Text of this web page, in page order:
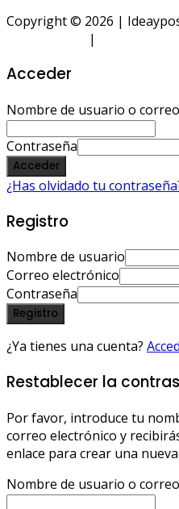
Copyright © 2026 |
|
Acceder
Nombre de usuario o
Contraseña
Acceder
¿Has olvidado tu
Registro
Nombre de usuario
Correo electrónico
Contraseña
Registro
¿Ya tienes una cuenta?
Restablecer la
Por favor, introduce tu
correo electrónico y
enlace para crear una
Nombre de usuario o